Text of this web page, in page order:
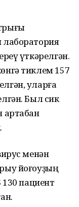
үткәрелгән.
тиклем 157
уларға
Был сик
артабан
менән
йоғоуҙың
130 пациент